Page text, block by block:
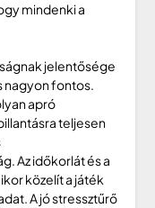
mindenki a
jelentősége
nagyon fontos.
apró
teljesen
Az időkorlát és a
közelít a játék
A jó stressztűrő